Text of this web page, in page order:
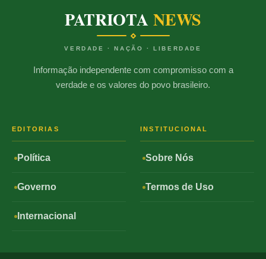
PATRIOTANEWS
VERDADE · NAÇÃO · LIBERDADE
Informação independente com compromisso com a
verdade e os valores do povo brasileiro.
EDITORIAS
Política
Governo
Internacional
INSTITUCIONAL
Sobre Nós
Termos de Uso